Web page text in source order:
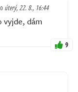
úterý, 22. 8., 16:44
vyjde, dám
9